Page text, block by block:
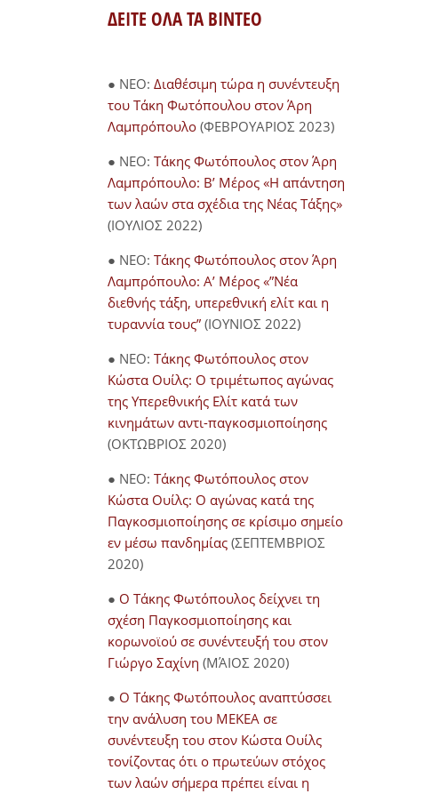
ΔΕΙΤΕ ΟΛΑ ΤΑ ΒΙΝΤΕΟ
● NEO: Διαθέσιμη τώρα η συνέντευξη
του Τάκη Φωτόπουλου στον Άρη
Λαμπρόπουλο(ΦΕΒΡΟΥΑΡΙΟΣ 2023)
● NEO: Τάκης Φωτόπουλος στον Άρη
Λαμπρόπουλο: Β’ Μέρος «Η απάντηση
των λαών στα σχέδια της Νέας Τάξης»
(ΙΟΥΛΙΟΣ 2022)
● NEO: Τάκης Φωτόπουλος στον Άρη
Λαμπρόπουλο: Α’ Μέρος «”Νέα
διεθνής τάξη, υπερεθνική ελίτ και η
τυραννία τους” (ΙΟΥΝΙΟΣ 2022)
● NEO: Τάκης Φωτόπουλος στον
Κώστα Ουίλς: Ο τριμέτωπος αγώνας
της Υπερεθνικής Ελίτ κατά των
κινημάτων αντι-παγκοσμιοποίησης
(ΟΚΤΩΒΡΙΟΣ 2020)
● NEO: Τάκης Φωτόπουλος στον
Κώστα Ουίλς: Ο αγώνας κατά της
Παγκοσμιοποίησης σε κρίσιμο σημείο
εν μέσω πανδημίας (ΣΕΠΤΕΜΒΡΙΟΣ
2020)
● Ο Τάκης Φωτόπουλος δείχνει τη
σχέση Παγκοσμιοποίησης και
κορωνοϊού σε συνέντευξή του στον
Γιώργο Σαχίνη (ΜΆΙΟΣ 2020)
● O Τάκης Φωτόπουλος αναπτύσσει
την ανάλυση του ΜΕΚΕΑ σε
συνέντευξη του στον Κώστα Ουίλς
τονίζοντας ότι ο πρωτεύων στόχος
των λαών σήμερα πρέπει είναι η